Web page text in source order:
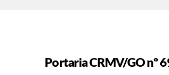
Portaria CRMV/GO nº